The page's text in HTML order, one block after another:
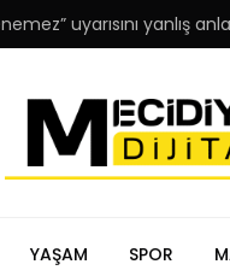
uyarısını yanlış
YAŞAM SPOR